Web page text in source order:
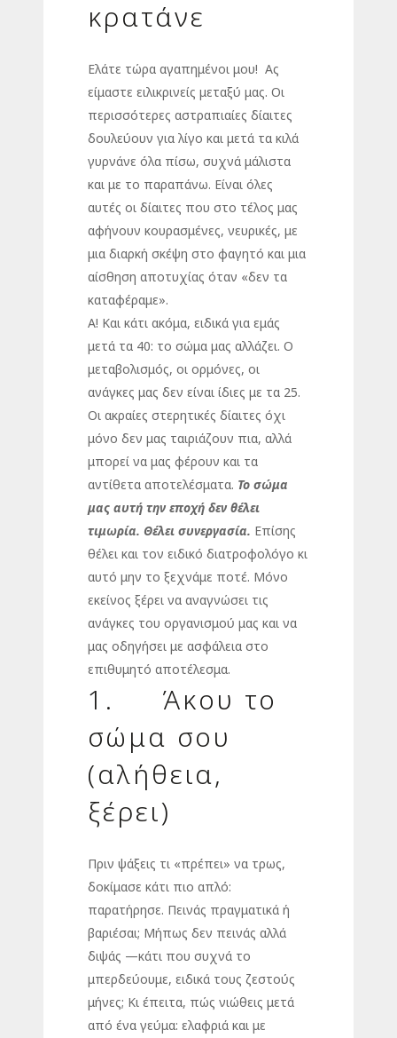
κρατάνε
Ελάτε τώρα αγαπημένοι μου! Ας
είμαστε ειλικρινείς μεταξύ μας. Οι
περισσότερες αστραπιαίες δίαιτες
δουλεύουν για λίγο και μετά τα κιλά
γυρνάνε όλα πίσω, συχνά μάλιστα
και με το παραπάνω. Είναι όλες
αυτές οι δίαιτες που στο τέλος μας
αφήνουν κουρασμένες, νευρικές, με
μια διαρκή σκέψη στο φαγητό και μια
αίσθηση αποτυχίας όταν «δεν τα
καταφέραμε».
Α! Και κάτι ακόμα, ειδικά για εμάς
μετά τα 40: το σώμα μας αλλάζει. Ο
μεταβολισμός, οι ορμόνες, οι
ανάγκες μας δεν είναι ίδιες με τα 25.
Οι ακραίες στερητικές δίαιτες όχι
μόνο δεν μας ταιριάζουν πια, αλλά
μπορεί να μας φέρουν και τα
αντίθετα αποτελέσματα. Το σώμα
μας αυτή την εποχή δεν θέλει
τιμωρία. Θέλει συνεργασία. Επίσης
θέλει και τον ειδικό διατροφολόγο κι
αυτό μην το ξεχνάμε ποτέ. Μόνο
εκείνος ξέρει να αναγνώσει τις
ανάγκες του οργανισμού μας και να
μας οδηγήσει με ασφάλεια στο
επιθυμητό αποτέλεσμα.
1. Άκου το
σώμα σου
(αλήθεια,
ξέρει)
Πριν ψάξεις τι «πρέπει» να τρως,
δοκίμασε κάτι πιο απλό:
παρατήρησε. Πεινάς πραγματικά ή
βαριέσαι; Μήπως δεν πεινάς αλλά
διψάς —κάτι που συχνά το
μπερδεύουμε, ειδικά τους ζεστούς
μήνες; Κι έπειτα, πώς νιώθεις μετά
από ένα γεύμα: ελαφριά και με